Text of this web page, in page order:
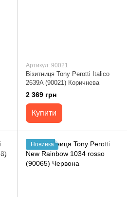
Артикул: 90021
Візитниця Tony Perotti Italico
2639A (90021) Коричнева
2 369 грн
Купити
Новинка